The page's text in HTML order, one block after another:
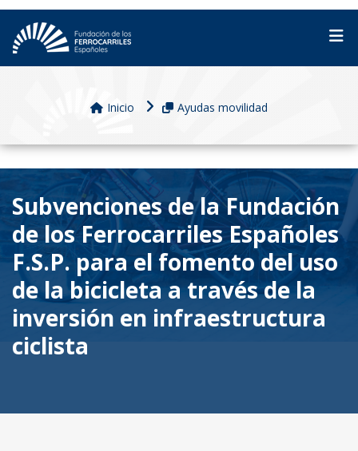
Inicio Ayudas movilidad
Subvenciones de la Fundación
de los Ferrocarriles Españoles
F.S.P. para el fomento del uso
de la bicicleta a través de la
inversión en infraestructura
ciclista